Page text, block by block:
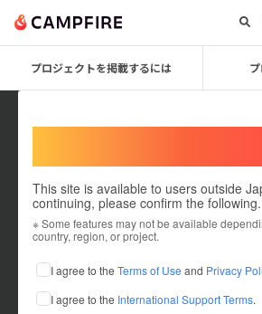
プロジェクトを掲載するには
This site is available to users outside
continuing, please confirm the following.
※ Some features may not be available
country, region, or project.
I agree to the Terms of Use and Privacy
I agree to the International Support Terms.
Ichiyama Erika
これまでに40回支援して2件のプロジェクト
在住国：日本 現在地：東京都